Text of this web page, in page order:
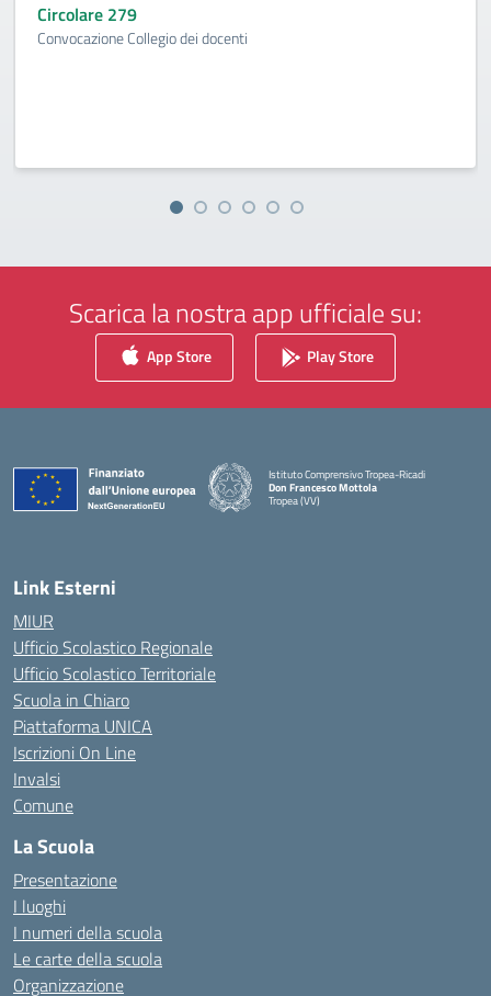
Circolare 279
Convocazione Collegio dei docenti
Scarica la nostra app ufficiale su:
App Store Play Store
Istituto Comprensivo Tropea-Ricadi
Don Francesco Mottola
Tropea (VV)
— Visita la pagina iniziale della scuola
Link Esterni
MIUR
Ufficio Scolastico Regionale
Ufficio Scolastico Territoriale
Scuola in Chiaro
Piattaforma UNICA
Iscrizioni On Line
Invalsi
Comune
La Scuola
Presentazione
I luoghi
I numeri della scuola
Le carte della scuola
Organizzazione